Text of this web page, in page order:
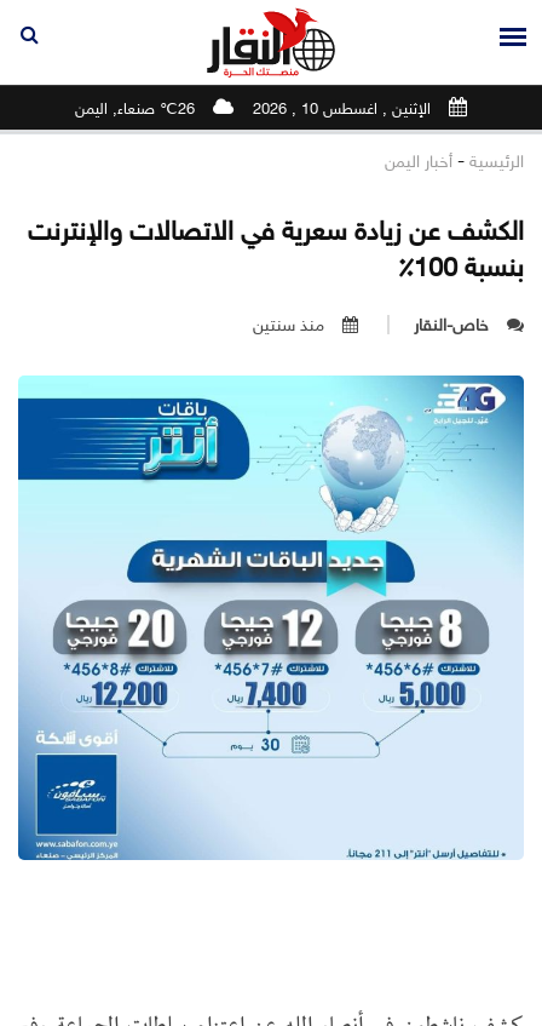
الإثنين , اغسطس 10 , 2026 26℃ صنعاء, اليمن
الرئيسية - أخبار اليمن
الكشف عن زيادة سعرية في الاتصالات والإنترنت
بنسبة 100٪
خاص-النقار منذ سنتين